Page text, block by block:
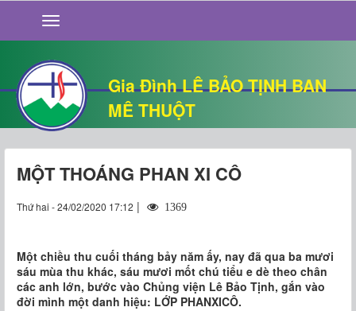
Gia Đình LÊ BẢO TỊNH BAN
MÊ THUỘT
GIỚI THIỆU
TIN TỨC
SỐNG ĐẠO
CHUYỆN NHÀ
QUÁN VĂN
THƯ GIÃN
MỘT THOÁNG PHAN XI CÔ
Thứ hai - 24/02/2020 17:12 | 1369
Một chiều thu cuối tháng bảy năm ấy, nay đã qua ba mươi
sáu mùa thu khác, sáu mươi mốt chú tiểu e dè theo chân
các anh lớn, bước vào Chủng viện Lê Bảo Tịnh, gắn vào
đời mình một danh hiệu: LỚP PHANXICÔ.